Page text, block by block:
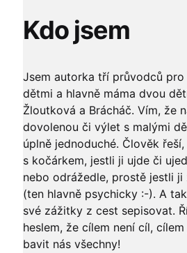
Kdo jsem
Jsem autorka tří průvodců
dětmi a hlavně máma dvou
Žloutková a Brácháč. Vím, že
dovolenou či výlet s malými
úplně jednoduché. Člověk
s kočárkem, jestli ji ujde či
nebo odrážedle, prostě jestli
(ten hlavně psychicky :-). A
své zážitky z cest sepisovat.
heslem, že cílem není cíl,
bavit nás všechny!